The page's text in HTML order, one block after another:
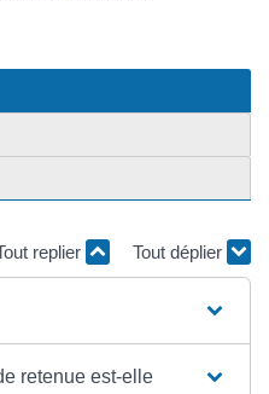
replier Tout déplier
retenue est-elle